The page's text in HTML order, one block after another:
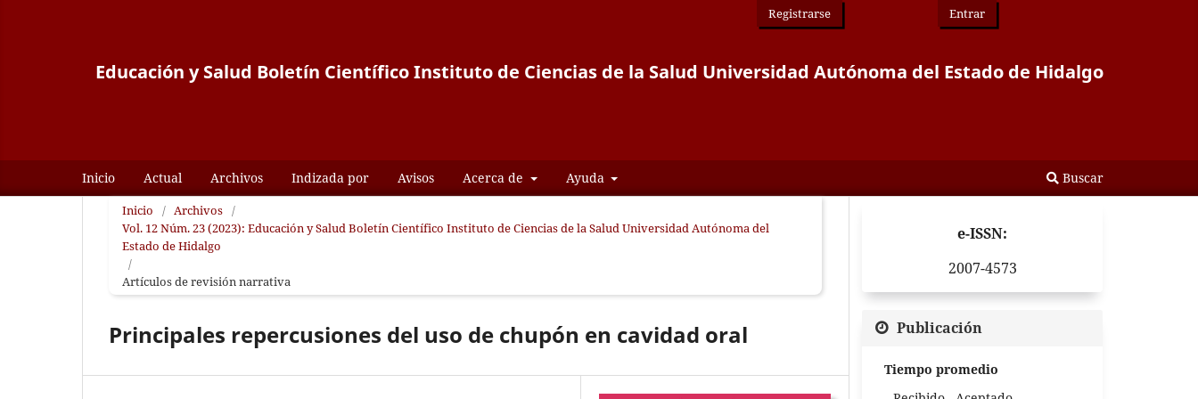
Educación y Salud Boletín Científico Instituto de Ciencias de la Salud Universidad Autónoma del Estado de Hidalgo
Inicio Actual Archivos Indizada por Avisos Acerca de Ayuda Buscar
Registrarse Entrar
Inicio / Archivos /
Vol. 12 Núm. 23 (2023): Educación y Salud Boletín Científico Instituto de Ciencias de la Salud Universidad Autónoma del
Estado de Hidalgo
/
Artículos de revisión narrativa
Principales repercusiones del uso de chupón en cavidad oral
e-ISSN:
2007-4573
Publicación
Tiempo promedio